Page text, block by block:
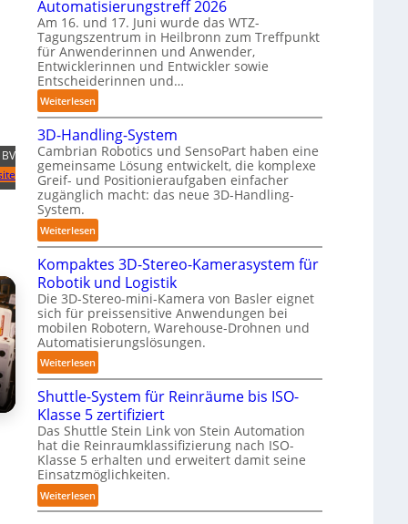
o
b
o
t
n
d
i
g
e
P
o
l
y
m
e
r
l
a
g
e
r
f
ü
r
a
u
h
r
o
b
o
t
Automatisierungstreff 2026
Am 16. und 17. Juni wurde das WTZ-
Tagungszentrum in Heilbronn zum Treffpunkt
für Anwenderinnen und Anwender,
Entwicklerinnen und Entwickler sowie
Entscheiderinnen und…
Weiterlesen:
A
u
t
o
m
a
t
i
i
e
r
u
n
g
s
t
r
e
f
f
2
0
2
3D-Handling-System
Cambrian Robotics und SensoPart haben eine
gemeinsame Lösung entwickelt, die komplexe
Greif- und Positionieraufgaben einfacher
zugänglich macht: das neue 3D-Handling-
System.
Weiterlesen:
3
D
-
H
a
n
d
l
n
g
-
S
y
s
t
Kompaktes 3D-Stereo-Kamerasystem für
Robotik und Logistik
Die 3D-Stereo-mini-Kamera von Basler eignet
sich für preissensitive Anwendungen bei
mobilen Robotern, Warehouse-Drohnen und
Automatisierungslösungen.
Weiterlesen:
K
o
m
p
a
k
t
e
Shuttle-System für Reinräume bis ISO-
Klasse 5 zertifiziert
Das Shuttle Stein Link von Stein Automation
hat die Reinraumklassifizierung nach ISO-
Klasse 5 erhalten und erweitert damit seine
Einsatzmöglichkeiten.
Weiterlesen:
S